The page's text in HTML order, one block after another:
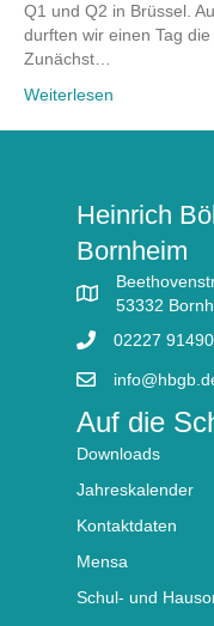
Q1 und Q2 in Brüssel.
durften wir einen Tag
Zunächst…
Weiterlesen
Heinrich
Bornheim
53332
02227 91490
Auf die
Downloads
Jahreskalender
Kontaktdaten
Mensa
Schul- und